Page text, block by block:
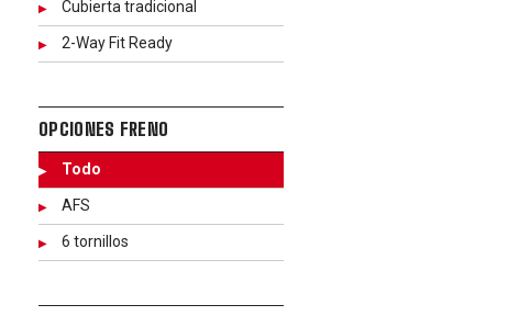
Cubierta tradicional
2-Way Fit Ready
OPCIONES FRENO
Todo
AFS
6 tornillos